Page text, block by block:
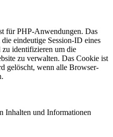
für PHP-Anwendungen. Das
eindeutige Session-ID eines
zu identifizieren um die
zu verwalten. Das Cookie ist
gelöscht, wenn alle Browser-
Inhalten und Informationen